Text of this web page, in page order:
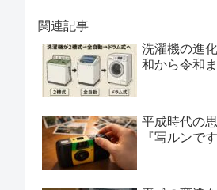
関連記事
洗濯機の進
和から令和
平成時代の
『写ルンで